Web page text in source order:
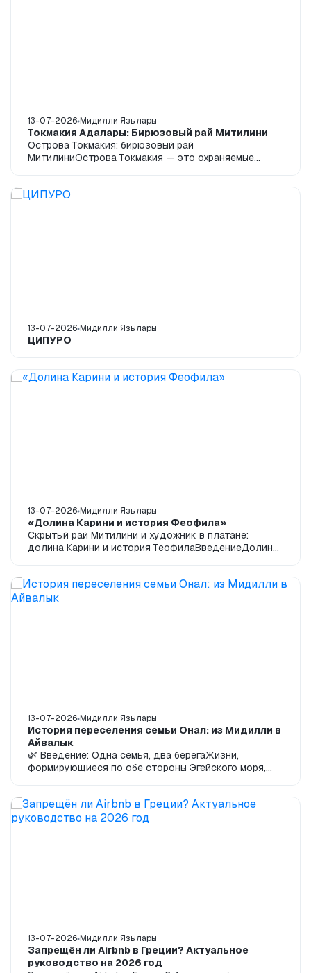
13-07-2026 Мидилли Язылары
Токмакия Адалары: Бирюзовый рай Митилини
Острова Токмакия: бирюзовый рай
МитилиниОстрова Токмакия — это охраняемые
13-07-2026 Мидилли Язылары
ЦИПУРО
13-07-2026 Мидилли Язылары
«Долина Карини и история Феофила»
Скрытый рай Митилини и художник в платане:
долина Карини и история ТеофилаВведениеДолина
13-07-2026 Мидилли Язылары
История переселения семьи Онал: из Мидилли в
Айвалык
🌿 Введение: Одна семья, два берегаЖизни,
формирующиеся по обе стороны Эгейского моря,
13-07-2026 Мидилли Язылары
Запрещён ли Airbnb в Греции? Актуальное
руководство на 2026 год